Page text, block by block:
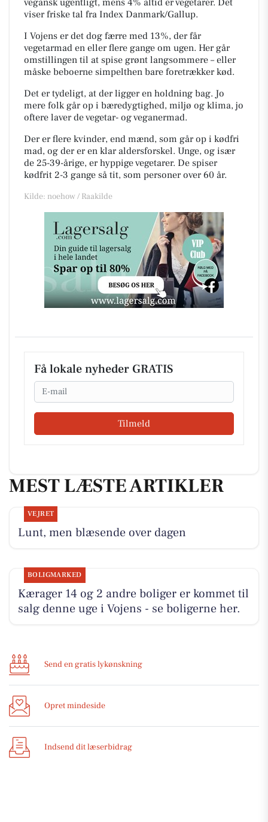
viser friske tal fra Index Danmark/Gallup.
I Vojens er det dog færre med 13%, der får
vegetarmad en eller flere gange om ugen. Her går
omstillingen til at spise grønt langsommere – eller
måske beboerne simpelthen bare foretrækker kød.
Det er tydeligt, at der ligger en holdning bag. Jo
mere folk går op i bæredygtighed, miljø og klima, jo
oftere laver de vegetar- og veganermad.
Der er flere kvinder, end mænd, som går op i kødfri
mad, og der er en klar aldersforskel. Unge, og især
de 25-39-årige, er hyppige vegetarer. De spiser
kødfrit 2-3 gange så tit, som personer over 60 år.
Kilde: noehow / Raakilde
Få lokale nyheder GRATIS
Email
Tilmeld
MEST LÆSTE ARTIKLER
VEJRET
Lunt, men blæsende over dagen
BOLIGMARKED
Kærager 14 og 2 andre boliger er kommet til
salg denne uge i Vojens - se boligerne her.
Send en gratis lykønskning
Opret mindeside
Indsend dit læserbidrag